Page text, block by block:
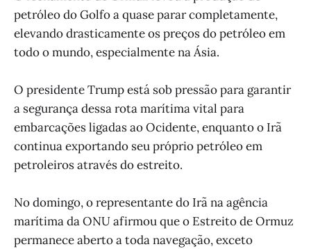
petróleo do Golfo a quase parar completamente,
elevando drasticamente os preços do petróleo em
todo o mundo, especialmente na Ásia.
O presidente Trump está sob pressão para garantir
a segurança dessa rota marítima vital para
embarcações ligadas ao Ocidente, enquanto o Irã
continua exportando seu próprio petróleo em
petroleiros através do estreito.
No domingo, o representante do Irã na agência
marítima da ONU afirmou que o Estreito de Ormuz
permanece aberto a toda navegação, exceto